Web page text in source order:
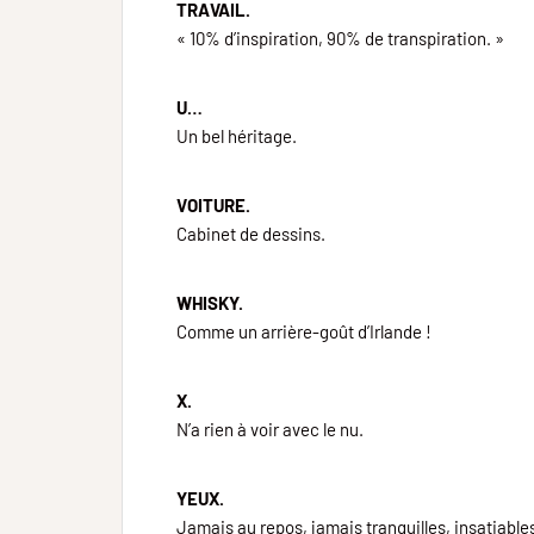
TRAVAIL.
« 10% d’inspiration, 90% de transpiration. »
U…
Un bel héritage.
VOITURE.
Cabinet de dessins.
WHISKY.
Comme un arrière-goût d’Irlande !
X.
N’a rien à voir avec le nu.
YEUX.
Jamais au repos, jamais tranquilles,